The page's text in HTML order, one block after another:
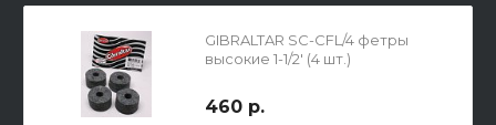
GIBRALTAR SC-CFL/4 фетры
высокие 1-1/2' (4 шт.)
460 р.